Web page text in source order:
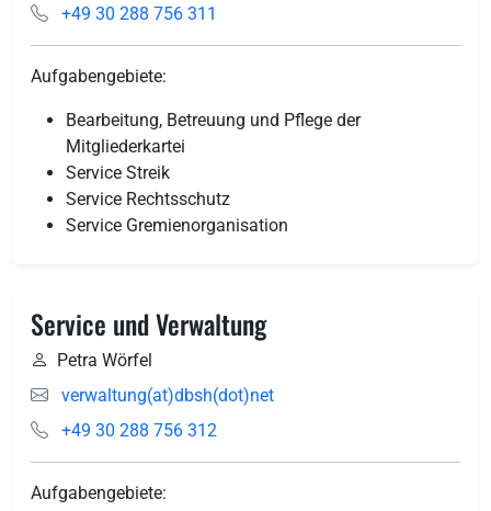
+49 30 288 756 311
Aufgabengebiete:
Bearbeitung, Betreuung und Pflege der
Mitgliederkartei
Service Streik
Service Rechtsschutz
Service Gremienorganisation
Service und Verwaltung
Petra Wörfel
verwaltung(at)dbsh(dot)net
+49 30 288 756 312
Aufgabengebiete: